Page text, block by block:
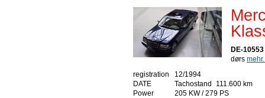
DE-
dørs
registration
DATE
12/1994
Tachostand
111.600 km
Power
205 KW / 279 PS